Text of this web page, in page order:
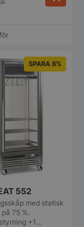
SPARA 8%
552
med statisk
75 %.
+1…